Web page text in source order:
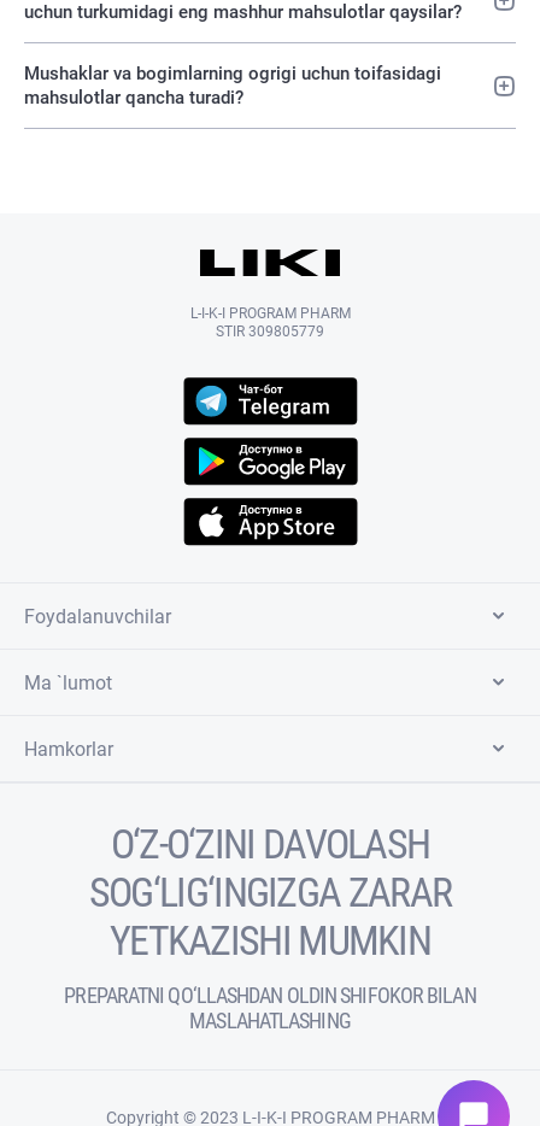
uchun turkumidagi eng mashhur mahsulotlar qaysilar?
Mushaklar va bogimlarning ogrigi uchun toifasidagi
mahsulotlar qancha turadi?
L-I-K-I PROGRAM PHARM
STIR 309805779
Foydalanuvchilar
Ma `lumot
Hamkorlar
O‘Z-O‘ZINI DAVOLASH
SOG‘LIG‘INGIZGA ZARAR
YETKAZISHI MUMKIN
PREPARATNI QO‘LLASHDAN OLDIN SHIFOKOR BILAN
MASLAHATLASHING
Copyright © 2023 L-I-K-I PROGRAM PHARM chat_bubble